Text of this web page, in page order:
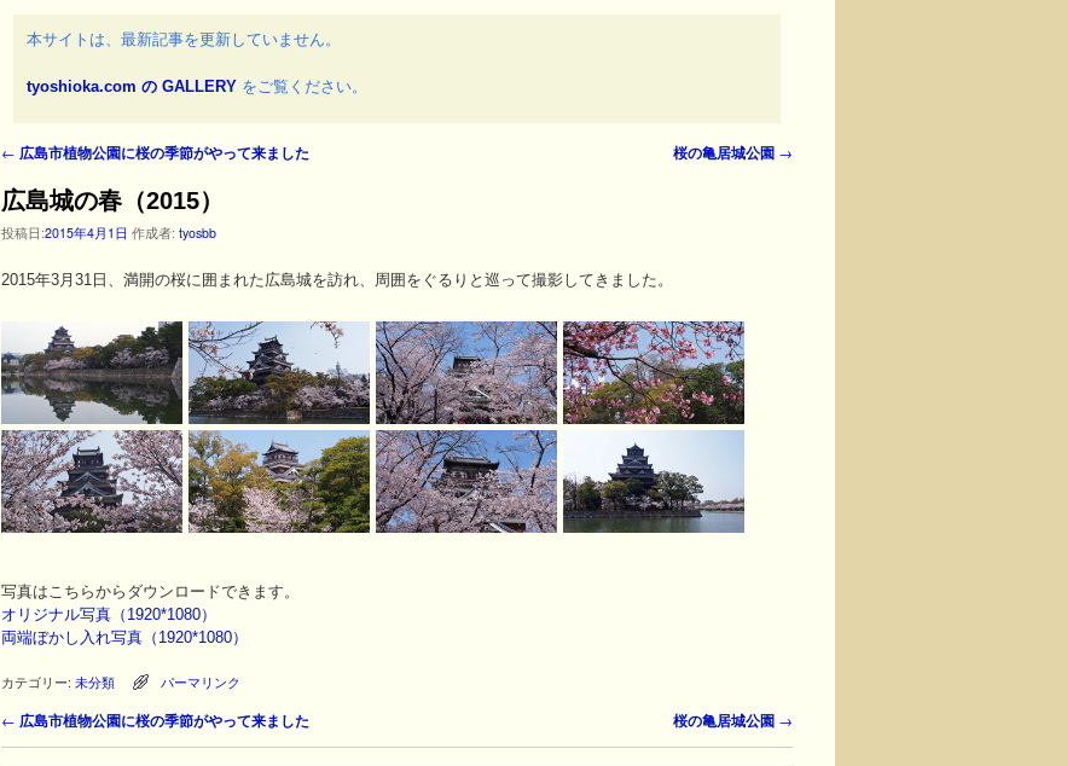
本サイトは、最新記事を更新していません。
tyoshioka.com の GALLERY をご覧ください。
投稿ナビゲーション
← 広島市植物公園に桜の季節がやって来ました 桜の亀居城公園 →
広島城の春（2015）
投稿日:2015年4月1日 作成者: tyosbb
2015年3月31日、満開の桜に囲まれた広島城を訪れ、周囲をぐるりと巡って撮影してきました。
写真はこちらからダウンロードできます。
オリジナル写真（1920*1080）
両端ぼかし入れ写真（1920*1080）
カテゴリー: 未分類 パーマリンク
投稿ナビゲーション
← 広島市植物公園に桜の季節がやって来ました 桜の亀居城公園 →